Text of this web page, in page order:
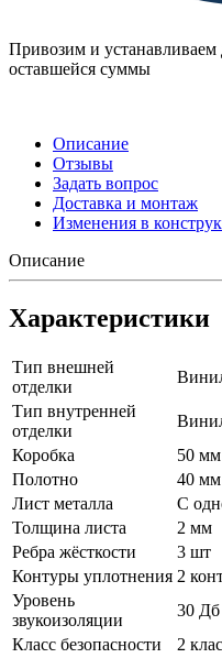
Привозим и устанавливаем
оставшейся суммы
Описание
Отзывы
Задать вопрос
Доставка и монтаж
Изменения в
Описание
Характеристики
Тип внешней
отделки
Тип внутренней
отделки
Коробка
50 мм
Полотно
40 мм
Лист металла
С
Толщина листа
2 мм
Ребра жёсткости
3 шт
Контуры уплотнения 2
Уровень
звукоизоляции
30 Дб
Класс безопасности
2